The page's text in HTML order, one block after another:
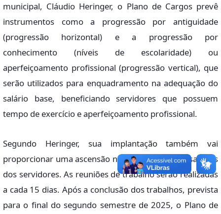
municipal, Cláudio Heringer, o Plano de Cargos prevê
instrumentos como a progressão por antiguidade
(progressão horizontal) e a progressão por
conhecimento (níveis de escolaridade) ou
aperfeiçoamento profissional (progressão vertical), que
serão utilizados para enquadramento na adequação do
salário base, beneficiando servidores que possuem
tempo de exercício e aperfeiçoamento profissional.
Segundo Heringer, sua implantação também vai
proporcionar uma ascensão nos níveis atuais de salários
dos servidores. As reuniões de trabalho serão realizadas
a cada 15 dias. Após a conclusão dos trabalhos, prevista
para o final do segundo semestre de 2025, o Plano de